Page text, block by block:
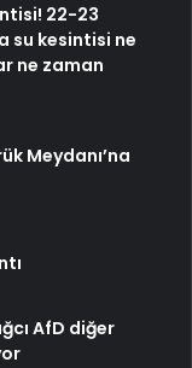
22-23
su kesintisi ne
ne zaman
Meydanı’na
AfD diğer